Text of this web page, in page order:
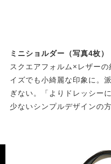
ミニショルダー（写真4枚）
スクエアフォルム×レザー
イズでも小綺麗な印象に。
ぎない。「よりドレッシー
少ないシンプルデザインの